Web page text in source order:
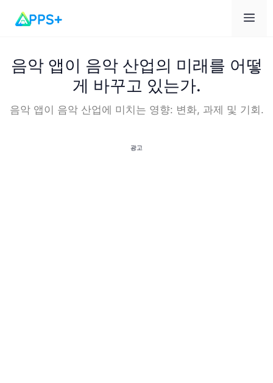
메
음악 앱이 음악 산업의 미래를 어떻
게 바꾸고 있는가.
음악 앱이 음악 산업에 미치는 영향: 변화, 과제 및 기회.
광고